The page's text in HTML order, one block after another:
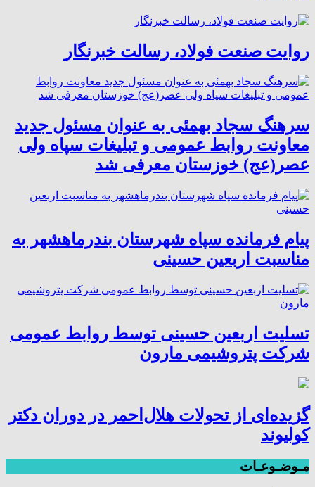
روایت صنعت فولاد،‌ رسالت خبرنگار
سرهنگ سجاد بهمئی به عنوان مسئول جدید
معاونت روابط عمومی و تبلیغات سپاه ولی
عصر(عج) خوزستان معرفی شد
پیام فرمانده سپاه شهرستان بندرماهشهر به
مناسبت اربعین حسینی
تسلیت اربعین حسینی توسط روابط عمومی
شرکت پتروشیمی مارون
گزیده‌ای از تحولات هلال‌احمر در دوران دکتر
کولیوند
مـوضـوعـات